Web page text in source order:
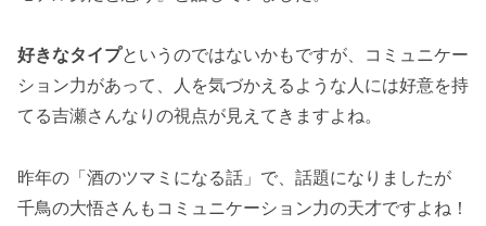
好きなタイプというのではないかもですが、コミュニケー
ション力があって、人を気づかえるような人には好意を持
てる吉瀬さんなりの視点が見えてきますよね。
昨年の「酒のツマミになる話」で、話題になりましたが
千鳥の大悟さんもコミュニケーション力の天才ですよね！